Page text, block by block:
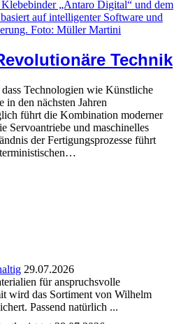
Technik
Technologien wie Künstliche
den nächsten Jahren
führt die Kombination moderner
Servoantriebe und maschinelles
der Fertigungsprozesse führt
29.07.2026
für anspruchsvolle
wird das Sortiment von Wilhelm
Passend natürlich ...